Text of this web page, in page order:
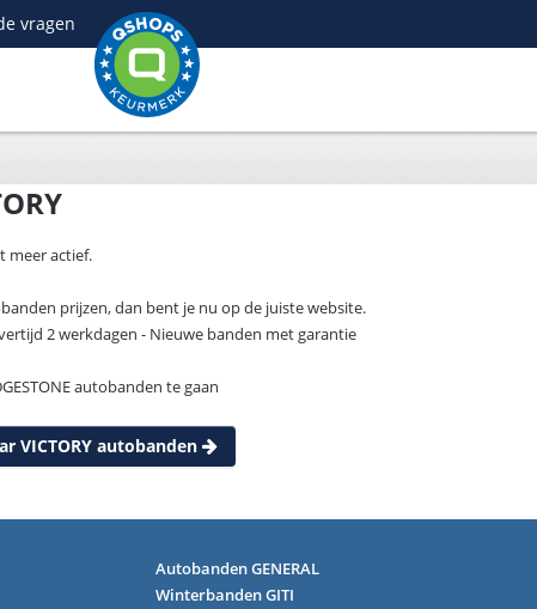
vragen
meer actief.
prijzen, dan bent je nu op de juiste website.
2 werkdagen - Nieuwe banden met garantie
autobanden te gaan
VICTORY autobanden
Autobanden GENERAL
Winterbanden GITI